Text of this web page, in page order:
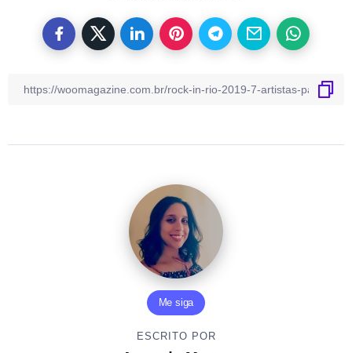
Me siga
ESCRITO POR